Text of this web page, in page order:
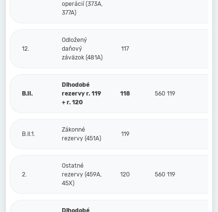
operácií (373A,
377A)
12.
Odložený
daňový
záväzok (481A)
117
B.II.
Dlhodobé
rezervy r. 119
+ r. 120
118 560 119
B.II.1.
Zákonné
rezervy (451A)
119
2.
Ostatné
rezervy (459A,
45X)
120 560 119
Dlhodobé